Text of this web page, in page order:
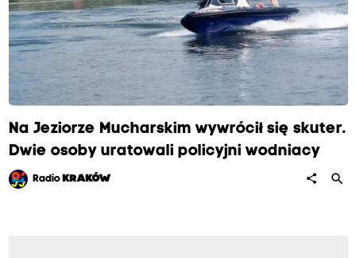
Na Jeziorze Mucharskim wywrócił się skuter.
Dwie osoby uratowali policyjni wodniacy
Radio KRAKÓW share search